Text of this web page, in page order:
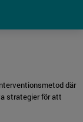
där
strategier för att